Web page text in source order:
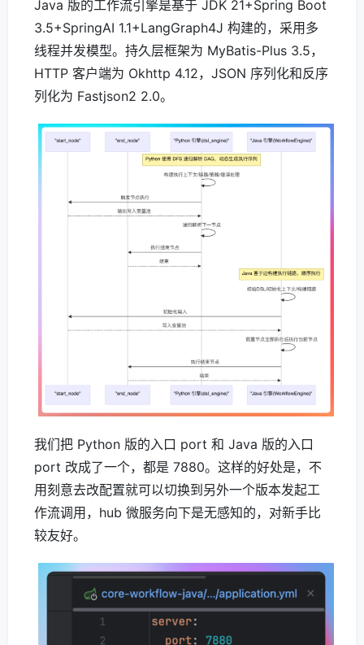
Java 版的工作流引擎是基于 JDK 21+Spring Boot
3.5+SpringAI 1.1+LangGraph4J 构建的，采用多
线程并发模型。持久层框架为 MyBatis-Plus 3.5，
HTTP 客户端为 Okhttp 4.12，JSON 序列化和反序
列化为 Fastjson2 2.0。
我们把 Python 版的入口 port 和 Java 版的入口
port 改成了一个，都是 7880。这样的好处是，不
用刻意去改配置就可以切换到另外一个版本发起工
作流调用，hub 微服务向下是无感知的，对新手比
较友好。